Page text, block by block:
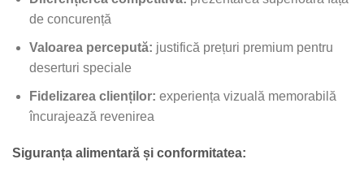
de concurență
Valoarea percepută: justifică prețuri premium pentru
deserturi speciale
Fidelizarea clienților: experiența vizuală memorabilă
încurajează revenirea
Siguranța alimentară și conformitatea: